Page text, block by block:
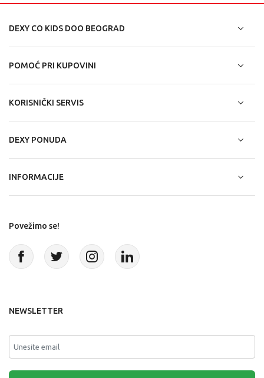
DEXY CO KIDS DOO BEOGRAD
POMOĆ PRI KUPOVINI
KORISNIČKI SERVIS
DEXY PONUDA
INFORMACIJE
Povežimo se!
NEWSLETTER